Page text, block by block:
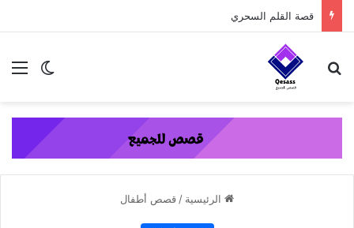
content
قصة القلم السحري
الوضع بحث عن
الرئيسية / قصص أطفال